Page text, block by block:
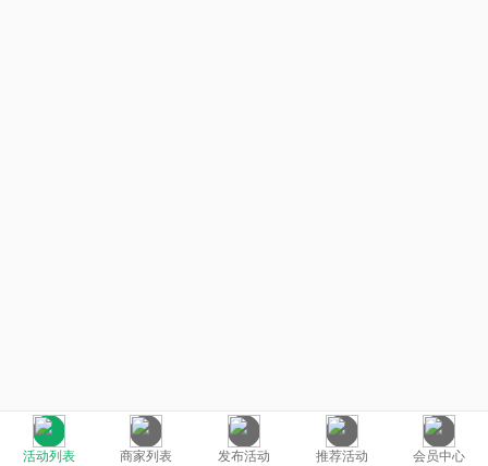
活动列表 商家列表 发布活动 推荐活动 会员中心